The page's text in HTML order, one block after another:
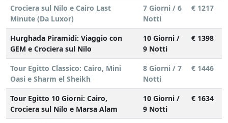
Crociera sul Nilo e Cairo Last
Minute (Da Luxor)
7 Giorni / 6
Notti
€ 1217
Hurghada Piramidi: Viaggio con
GEM e Crociera sul Nilo
10 Giorni /
9 Notti
€ 1398
Tour Egitto Classico: Cairo, Mini
Oasi e Sharm el Sheikh
8 Giorni / 7
Notti
€ 1446
Tour Egitto 10 Giorni: Cairo,
Crociera sul Nilo e Marsa Alam
10 Giorni /
9 Notti
€ 1634